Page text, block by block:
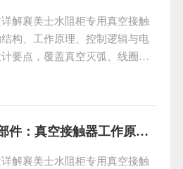
故障诱因与标准化处理办法，
解襄美士水阻柜专用真空接触
构、工作原理、控制逻辑与电
要点，覆盖真空灭弧、线圈驱
全软启动，适配煤矿、冶金、
恶劣工况，提升设备可靠性与
襄美士水阻柜核心部件：真空接触器工作原理与应用技术解析
解襄美士水阻柜专用真空接触